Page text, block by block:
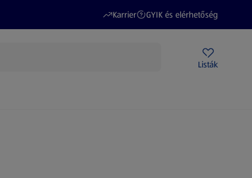
Karrier
(új oldalon nyílik meg)
GYIK és elérhetőség
(új oldalon nyílik meg)
Listák